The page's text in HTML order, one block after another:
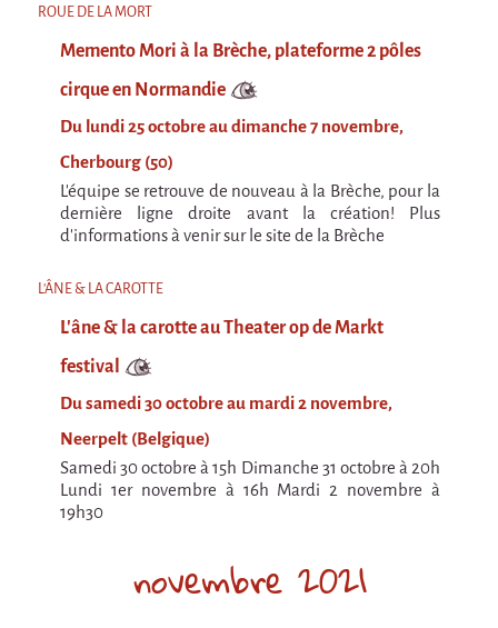
L'essaim - Projet participatif autour de la
Brise de la Pastille
Mad in Finland
Préviens les autres
Sans-culotte
Sans-Culotte
En création
Espèce d'idiot
Il va pleuvoir
Il va pleuvoir
HIKI
HIKI
Mordicus (titre provisoire)
MORDICUS (titre provisoire)
En souvenir
ROUE DE LA MORT
Memento Mori à la Brèche, plateforme 2 pôles
cirque en Normandie
Du lundi 25 octobre au dimanche 7 novembre,
Cherbourg (50)
L'équipe se retrouve de nouveau à la Brèche, pour la
dernière ligne droite avant la création! Plus
d'informations à venir sur le site de la Brèche
L'ÂNE & LA CAROTTE
L'âne & la carotte au Theater op de Markt
festival
Du samedi 30 octobre au mardi 2 novembre,
Neerpelt (Belgique)
Samedi 30 octobre à 15h Dimanche 31 octobre à 20h
Lundi 1er novembre à 16h Mardi 2 novembre à
19h30
novembre 2021